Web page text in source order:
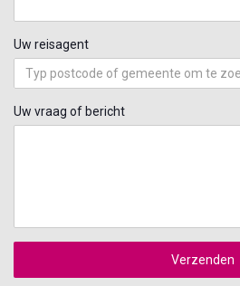
Uw reisagent
Uw vraag of bericht
Verzenden